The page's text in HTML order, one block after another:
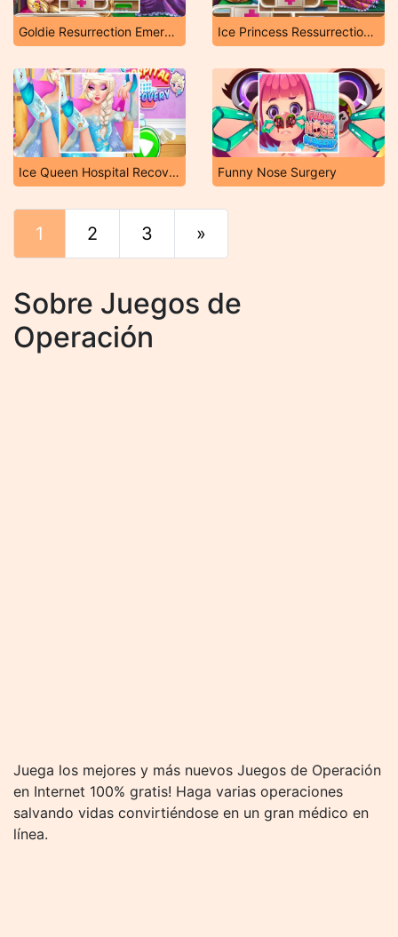
Goldie Resurrection Emergency Ice Princess Ressurrection Emergency
Ice Queen Hospital Recovery Funny Nose Surgery
1 2 3 »
Sobre Juegos de
Operación
Juega los mejores y más nuevos Juegos de Operación
en Internet 100% gratis! Haga varias operaciones
salvando vidas convirtiéndose en un gran médico en
línea.